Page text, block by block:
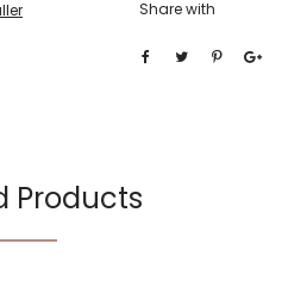
Share with
Products